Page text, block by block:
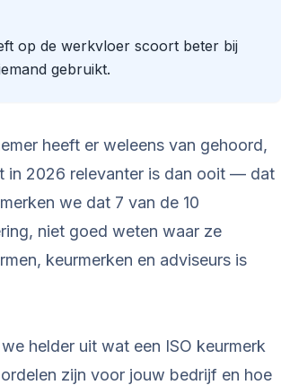
op de werkvloer scoort beter bij
gebruikt.
heeft er weleens van gehoord,
in 2026 relevanter is dan ooit — dat
we dat 7 van de 10
niet goed weten waar ze
keurmerken en adviseurs is
helder uit wat een ISO keurmerk
zijn voor jouw bedrijf en hoe